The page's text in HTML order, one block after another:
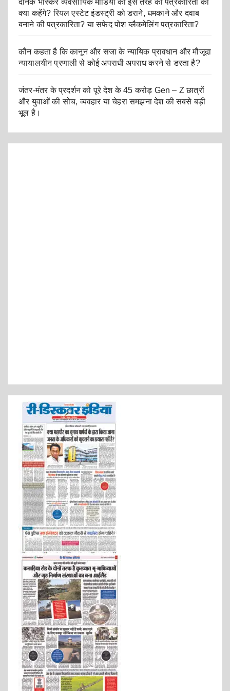
दैनिक भास्कर व्यवसायिक मीडिया की इस तरह की पत्रकारिता को
क्या कहेंगे? रियल एस्टेट इंडस्ट्री को डराने, धमकाने और दवाब
बनाने की पत्रकारिता? या सफेद पोश ब्लैकमेलिंग पत्रकारिता?
कौन कहता है कि कानून और सजा के न्यायिक प्रावधान और मौजूदा
न्यायालयीन प्रणाली से कोई अपराधी अपराध करने से डरता है?
जंतर-मंतर के प्रदर्शन को पूरे देश के 45 करोड़ Gen – Z छात्रों
और युवाओं की सोच, व्यवहार या चेहरा समझना देश की सबसे बड़ी
भूल है।